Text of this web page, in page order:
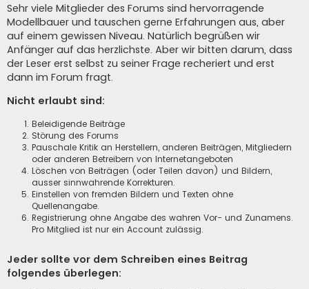
Sehr viele Mitglieder des Forums sind hervorragende
Modellbauer und tauschen gerne Erfahrungen aus, aber
auf einem gewissen Niveau. Natürlich begrüßen wir
Anfänger auf das herzlichste. Aber wir bitten darum, dass
der Leser erst selbst zu seiner Frage recheriert und erst
dann im Forum fragt.
Nicht erlaubt sind:
Beleidigende Beiträge
Störung des Forums
Pauschale Kritik an Herstellern, anderen Beiträgen, Mitgliedern
oder anderen Betreibern von Internetangeboten
Löschen von Beiträgen (oder Teilen davon) und Bildern,
ausser sinnwahrende Korrekturen.
Einstellen von fremden Bildern und Texten ohne
Quellenangabe.
Registrierung ohne Angabe des wahren Vor- und Zunamens.
Pro Mitglied ist nur ein Account zulässig.
Jeder sollte vor dem Schreiben eines Beitrag
folgendes überlegen: